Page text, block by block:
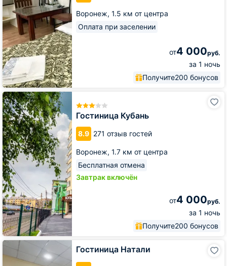
Воронеж, 1.5 км от центра
Оплата при заселении
от4 000руб.
за 1 ночь
Получите200 бонусов
Гостиница Кубань
8.9 271 отзыв гостей
Воронеж, 1.7 км от центра
Бесплатная отмена
Завтрак включён
от4 000руб.
за 1 ночь
Получите200 бонусов
Гостиница
Кубань
Гостиница Натали
Гостиница
Натали